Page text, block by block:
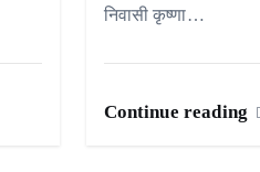
निवासी कृष्णा…
Continue reading